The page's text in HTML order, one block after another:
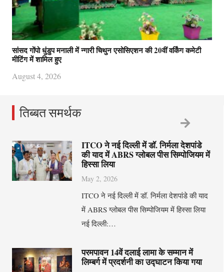
सांसद गोंपो धुंडुप मनाली में न्गारी चिथुन एसोसिएशन की 20वीं वर्किंग कमेटी
मीटिंग में शामिल हुए
August 4, 2026
तिब्बत समर्थक
ITCO ने नई दिल्ली में डॉ. निर्मला देशपांडे
की याद में ABRS ग्लोबल पीस सिम्पोजियम में
हिस्सा लिया
May 2, 2026
ITCO ने नई दिल्ली में डॉ. निर्मला देशपांडे की याद
में ABRS ग्लोबल पीस सिम्पोजियम में हिस्सा लिया
नई दिल्ली:…
परमपावन 14वें दलाई लामा के सम्मान में
लिम्बर्ग में प्रदर्शनी का उद्घाटन किया गया